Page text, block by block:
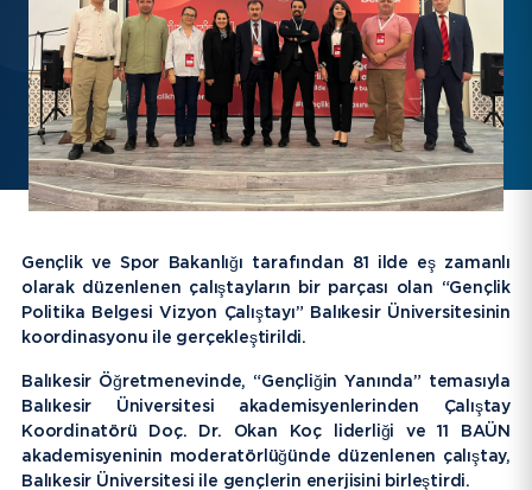
Gençlik ve Spor Bakanlığı tarafından 81 ilde eş zamanlı
olarak düzenlenen çalıştayların bir parçası olan “Gençlik
Politika Belgesi Vizyon Çalıştayı” Balıkesir Üniversitesinin
koordinasyonu ile gerçekleştirildi.
Balıkesir Öğretmenevinde, “Gençliğin Yanında” temasıyla
Balıkesir Üniversitesi akademisyenlerinden Çalıştay
Koordinatörü Doç. Dr. Okan Koç liderliği ve 11 BAÜN
akademisyeninin moderatörlüğünde düzenlenen çalıştay,
Balıkesir Üniversitesi ile gençlerin enerjisini birleştirdi.
EBYS
İletişim
Bilgi Paketi / Ders Kataloğu
Hakkımızda
E-Baun
Üniversitemiz
YARDIMCI LİNKLER